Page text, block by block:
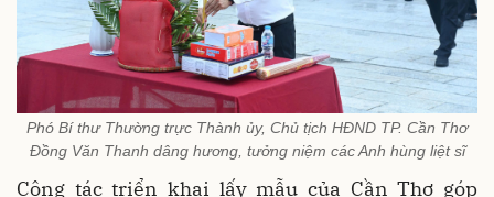
Phó Bí thư Thường trực Thành ủy, Chủ tịch HĐND TP. Cần Thơ
Đồng Văn Thanh dâng hương, tưởng niệm các Anh hùng liệt sĩ
Công tác triển khai lấy mẫu của Cần Thơ góp